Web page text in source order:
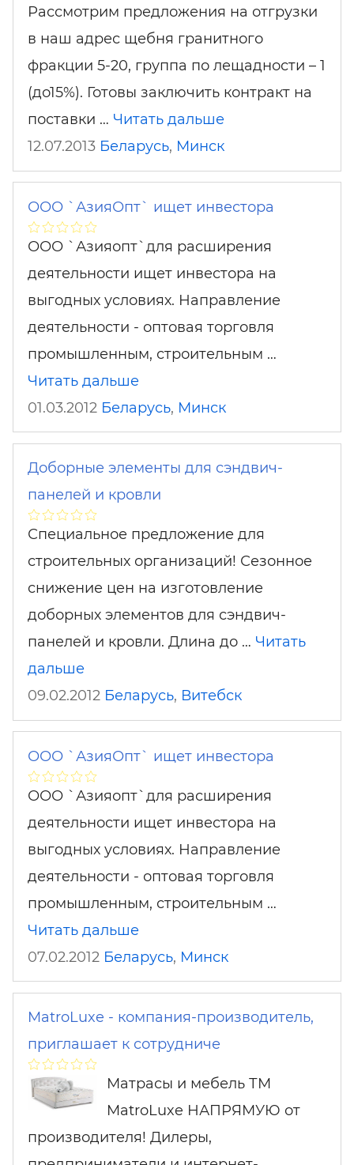
Рассмотрим предложения на отгрузки
в наш адрес щебня гранитного
фракции 5-20, группа по лещадности – 1
(до15%). Готовы заключить контракт на
поставки … Читать дальше
12.07.2013 Беларусь, Минск
ООО `АзияОпт` ищет инвестора
ООО `Азияопт`для расширения
деятельности ищет инвестора на
выгодных условиях. Направление
деятельности - оптовая торговля
промышленным, строительным …
Читать дальше
01.03.2012 Беларусь, Минск
Доборные элементы для сэндвич-
панелей и кровли
Специальное предложение для
строительных организаций! Сезонное
снижение цен на изготовление
доборных элементов для сэндвич-
панелей и кровли. Длина до … Читать
дальше
09.02.2012 Беларусь, Витебск
ООО `АзияОпт` ищет инвестора
ООО `Азияопт`для расширения
деятельности ищет инвестора на
выгодных условиях. Направление
деятельности - оптовая торговля
промышленным, строительным …
Читать дальше
07.02.2012 Беларусь, Минск
MatroLuxe - компания-производитель,
приглашает к сотрудниче
Матрасы и мебель ТМ
MatroLuxe НАПРЯМУЮ от
производителя! Дилеры,